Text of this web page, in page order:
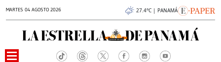
MARTES 04 AGOSTO 2026 27.4°C | PANAMÁ